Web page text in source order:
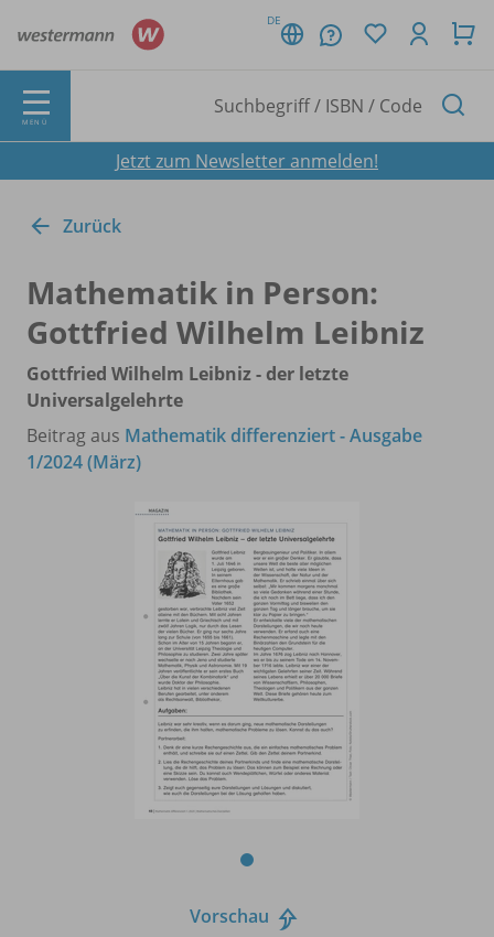
DE
MENÜ
Jetzt zum Newsletter anmelden!
Zurück
Mathematik in Person:
Gottfried Wilhelm Leibniz
Gottfried Wilhelm Leibniz - der letzte
Universalgelehrte
Beitrag aus Mathematik differenziert - Ausgabe
1/2024 (März)
Vorschau